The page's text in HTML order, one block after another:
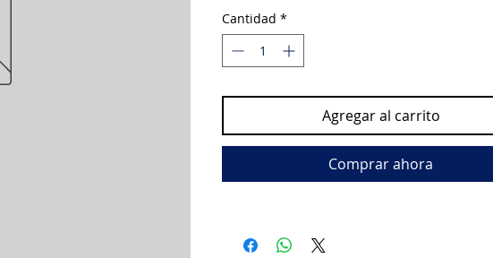
Cantidad *
Agregar al carrito
Comprar ahora